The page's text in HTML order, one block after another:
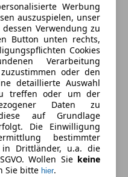
Werbung
auszuspielen, unser
Verwendung zu
Button unten rechts,
Cookies
Verarbeitung
oder den
detaillierte Auswahl
treffen oder um der
Daten zu
auf Grundlage
Die Einwilligung
bestimmter
in Drittländer, u.a. die
Wollen Sie keine
Sie bitte hier.